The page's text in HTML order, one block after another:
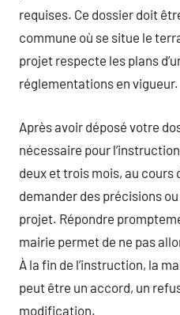
requises. Ce dossier doit
commune où se situe le
projet respecte les plans
réglementations en vigueur.
Après avoir déposé votre
nécessaire pour
deux et trois mois, au cours
demander des précisions
projet. Répondre
mairie permet de ne pas
À la fin de l’instruction, la
peut être un accord, un
modification.